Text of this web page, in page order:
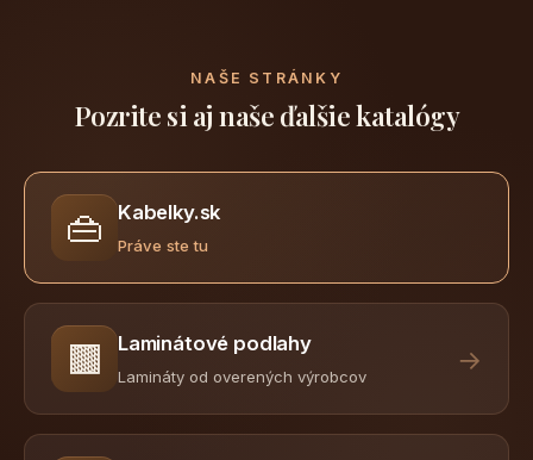
NAŠE STRÁNKY
Pozrite si aj naše ďalšie katalógy
👜 Kabelky.sk
Práve ste tu
🟫 Laminátové podlahy
Lamináty od overených výrobcov
→